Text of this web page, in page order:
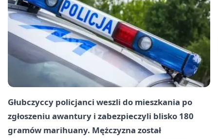
Głubczyccy policjanci weszli do mieszkania po
zgłoszeniu awantury i zabezpieczyli blisko 180
gramów marihuany. Mężczyzna został